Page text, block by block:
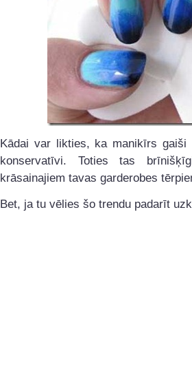
Kādai var likties, ka manikīrs
konservatīvi. Toties tas
krāsainajiem tavas garderobes
Bet, ja tu vēlies šo trendu padarīt